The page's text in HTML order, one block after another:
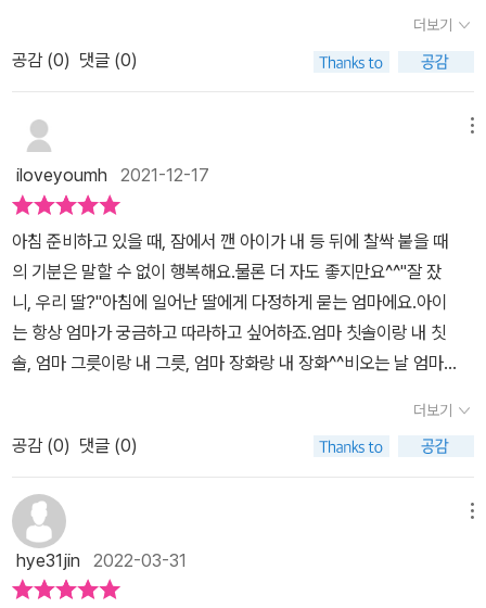
요.^^ 엄마이자 딸인 입장에서 이 그림책을 아들에게 읽어주었습니
다. 아들이 가장 공감하고 재밌어했던 건 역시 장화 신고 첨벙첨벙 물
놀이하는 거였지만요.ㅎ 이 그림책을 읽으면서 매일을 이렇게 따스함
으로 채워간다면, 아이가 훗날 커서 이 따스함을 기억하고, 그 기억으
어린 시절을 생각하며 행복했거든요.좋은 책 감사합니다.해당 후기는
비룡소로부터 도서를 제공받고 작성한 저의 솔직한 후기입니다.#코
즈비A카브레라 #이상희옮김 #비룡소 #비룡소출판사 #비룡소그림
동화 #그림책신간 #그림책리뷰 #그림책추천 #엄마 #딸 #사랑 #꿈
#칼데콧수상작 #칼데콧 #그림동화 #유아도서 #잠자리도서 #육아
템 #책육아 #책스타그램 #북스타그램
입은 멋쟁이 엄마와좁은 길 틈색에 난 이끼를 보며 궁금해 하는 호기
심 많은 아이네요.아크릴 물감의 질감과 색채가 비오는 날이라 어둡
여요.낮도 끝나고 우리의 멋진 하루도 끝났어요.'라고 표현한 글도 멋
지고 창밖으로 보이는분홍빛 석양으로 물든 하늘을 표현한 색감이 아
름답게 보입니다.엄마와 하루종일 함께 였던 소녀는엄마의 굿나잇 키
스에'사랑해요, 엄마!' 하고 외쳐요.그리곤 엄마랑 함께 했던 오늘 하
루를 반추하며 잠이 들어요...My mouth gets sleepy first.'가장 먼
저 내 입술이 잠들어요..'라는 표현에 잠이 들기 바로 직전 입을 오물
거리는 우리 딸의 모습이 떠올라서어찌나 반갑던지... ㅎㅎI close m
y eyes and let the day spin me some pictures.두 눈을 감고 오
참 .. 사랑스럽습니다.그리고 마지막 장면에서 깜짝 놀랬어요!'거기에
함께 있는 엄마랑 나.저도 우리 딸과 저도 딱 이 자세로 책을 보고 있
었거든요! 나란히 기대어 있는 뒷모습만으로도 엄마와 딸의 사랑과
유대감이 느껴지는 모습에 한참동안 그림을 바라봤습니다.32개월 딸
과 그림 하나, 글자 하나 하나에 모두 공감하며 읽었어요!엄마와 딸 사
이의 사랑을 이보다 더 아름답게 표현한 그림책이 또 있을까 싶을 정
도로사랑이 넘치는 그림책이네요.한 편의 시처럼 리듬감이 살아있는
뜻하고 아름다워요.따뜻하다는 느낌은 엄마의 표정을 통해 느껴지는
것 같아요.그림책에 나오는 엄마의 얼굴에 늘 미소가 있거든요.​그리
고 엄마의 센스도 집안 곳곳 물건 하나하나에서 느껴져요.엄마의 예
쁜 도자기 컵과 아이의 컵엄마컵을 부러워하는 아이의 마음이 너무나
주는 듯해요.​칼데콧 심사위원단은'엄마를 동경하고 사랑하는 딸의 감
정을 일상적인 하루에 아름답게 포착한 그림책, 빛 질감, 색채에 매 순
간 사랑이 넘친다'라고 평했데요.​​엄마와 딸이 같은 정서를 공유하며
하나의 커다랗고 튼튼한 유대를 만들어내는데나와 엄마의 경험, 딸과
나의 경험을 떠올려봅니다.​아이와 엄마가 함께 하는 시간이 많다보니
아이는 엄마가 하는 행동들을 많이 따라하기도 하고 공감해주기도 해
요.​곧 방학이라 아이와 함께 하는 시간이 더 많아질텐데아이와의 튼
튼한 끈을 만들기 위해 더 넓은 마음을 가져야겠다고 다짐해봅니다.​​*
해당 후기는 비룡소로부터 도서를 제공 받고 작성한 저의 솔직한 후
더보기
공감 (0) 댓글 (0)
iloveyoumh 2021-12-17
아침 준비하고 있을 때, 잠에서 깬 아이가 내 등 뒤에 찰싹 붙을 때
의 기분은 말할 수 없이 행복해요.물론 더 자도 좋지만요^^"잘 잤
니, 우리 딸?"아침에 일어난 딸에게 다정하게 묻는 엄마에요.아이
는 항상 엄마가 궁금하고 따라하고 싶어하죠.엄마 칫솔이랑 내 칫
솔, 엄마 그릇이랑 내 그릇, 엄마 장화랑 내 장화^^비오는 날 엄마
서 엄마보다 먼저 일찍 잠자리에 들어요."우리 멋진 딸!""사랑해요, 엄
마!"우리 딸들 아침에 일어나면, 세상에서 가장 사랑스러운 목소리
로 말할래요. "잘 잤니, 우리 딸?"
더보기
공감 (0) 댓글 (0)
hye31jin 2022-03-31